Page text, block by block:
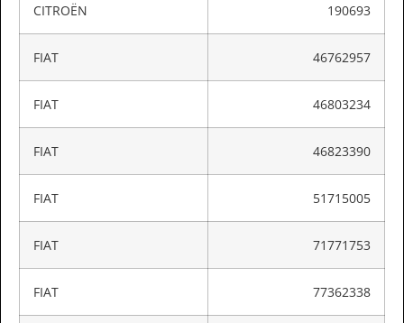
CITROËN 190693
FIAT 46762957
FIAT 46803234
FIAT 46823390
FIAT 51715005
FIAT 71771753
FIAT 77362338